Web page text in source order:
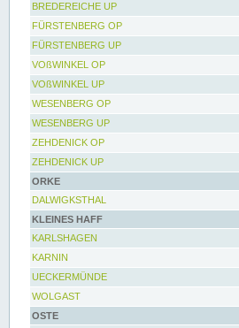
BREDEREICHE UP
FÜRSTENBERG OP
FÜRSTENBERG UP
VOßWINKEL OP
VOßWINKEL UP
WESENBERG OP
WESENBERG UP
ZEHDENICK OP
ZEHDENICK UP
ORKE
DALWIGKSTHAL
KLEINES HAFF
KARLSHAGEN
KARNIN
UECKERMÜNDE
WOLGAST
OSTE